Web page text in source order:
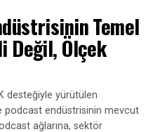
bir tekrarını veya
kullanmayın.
biliyoruz. Söz
olduğunu
gerek yok. “Podcast”
Temel
Değil, Ölçek
desteğiyle yürütülen
podcast endüstrisinin mevcut
ağlarına, sektör